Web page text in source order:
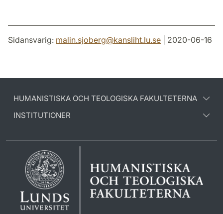
Sidansvarig: malin.sjoberg@kansliht.lu.se | 2020-06-16
HUMANISTISKA OCH TEOLOGISKA FAKULTETERNA
INSTITUTIONER